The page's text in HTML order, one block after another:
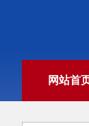
网站首